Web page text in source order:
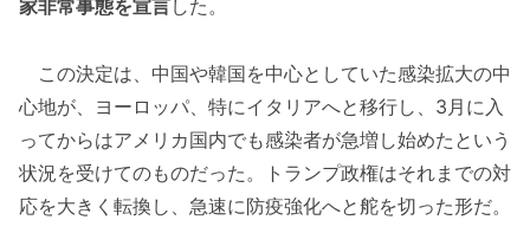
家非常事態を宣言した。
この決定は、中国や韓国を中心としていた感染拡大の中
心地が、ヨーロッパ、特にイタリアへと移行し、3月に入
ってからはアメリカ国内でも感染者が急増し始めたという
状況を受けてのものだった。トランプ政権はそれまでの対
応を大きく転換し、急速に防疫強化へと舵を切った形だ。